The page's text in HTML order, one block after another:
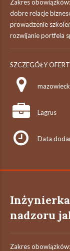
Zakres
dobre relacje
prowadzenie
rozwijanie portfela
SZCZEGÓŁY
Lagrus
Data
nadzoru
Zakres